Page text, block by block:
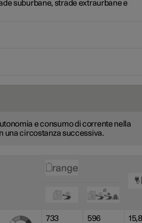
suburbane, strade extraurbane e
e consumo di corrente nella
una circostanza successiva.
733 596 15,8